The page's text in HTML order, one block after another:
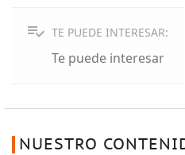
TE PUEDE INTERESAR:
Te puede interesar
NUESTRO